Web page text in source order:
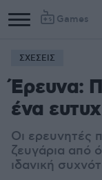
Games
ΣΧΕΣΕΙΣ
Έρευνα:
ένα
Οι ερευνητές
ζευγάρια από
ιδανική